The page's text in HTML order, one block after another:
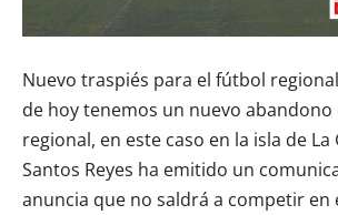
Nuevo traspiés para el fútbol
de hoy tenemos un nuevo
regional, en este caso en la isla de La
Santos Reyes ha emitido un
anuncia que no saldrá a competir en